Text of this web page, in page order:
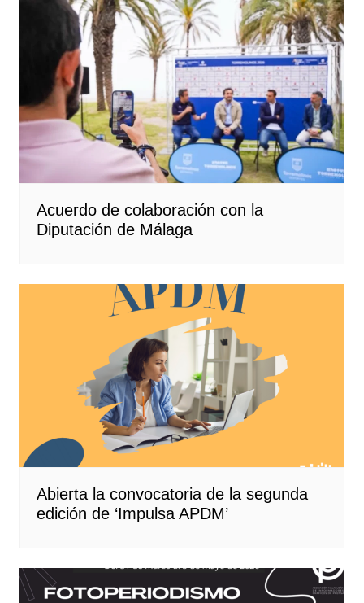
Acuerdo de colaboración con la
Diputación de Málaga
Abierta la convocatoria de la segunda
edición de ‘Impulsa APDM’